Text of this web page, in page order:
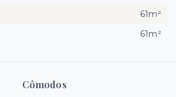
Cômodos
61m²
61m²